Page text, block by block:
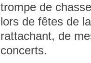
trompe de
lors de fêtes de
rattachant, de
concerts.